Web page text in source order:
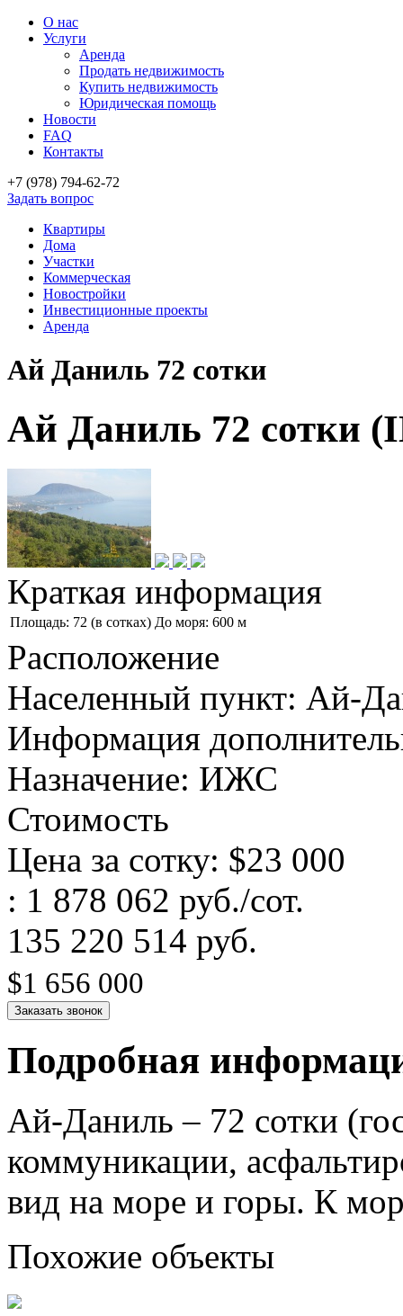
О нас
Услуги
Аренда
Продать недвижимость
Купить недвижимость
Юридическая помощь
Новости
FAQ
Контакты
+7 (978) 794-62-72
Задать вопрос
Квартиры
Дома
Участки
Коммерческая
Новостройки
Инвестиционные проекты
Аренда
Ай Даниль 72 сотки
Ай Даниль 72 сотки
Краткая информация
Площадь: 72 (в сотках) До моря: 600 м
Расположение
Населенный пункт: Ай-
Информация
Назначение: ИЖС
Стоимость
Цена за сотку: $23 000
: 1 878 062 руб./сот.
135 220 514 руб.
$1 656 000
Заказать звонок
Подробная
Ай-Даниль – 72 сотки
коммуникации,
вид на море и горы. К
Похожие объекты